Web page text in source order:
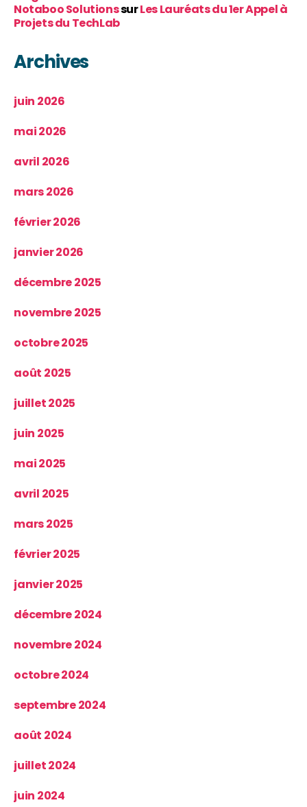
Notaboo SolutionssurLes Lauréats du 1er Appel à
Projets du TechLab
Archives
juin 2026
mai 2026
avril 2026
mars 2026
février 2026
janvier 2026
décembre 2025
novembre 2025
octobre 2025
août 2025
juillet 2025
juin 2025
mai 2025
avril 2025
mars 2025
février 2025
janvier 2025
décembre 2024
novembre 2024
octobre 2024
septembre 2024
août 2024
juillet 2024
juin 2024